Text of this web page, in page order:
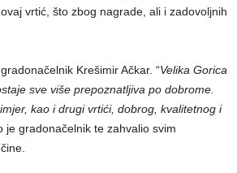
vrtić, što zbog nagrade, ali i zadovoljnih
Krešimir Ačkar. “Velika Gorica
sve više prepoznatljiva po dobrome.
kao i drugi vrtići, dobrog, kvalitetnog i
je gradonačelnik te zahvalio svim